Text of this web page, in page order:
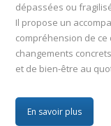
dépassées ou
Il propose un
compréhension de ce
changements
et de bien-être au
En savoir plus